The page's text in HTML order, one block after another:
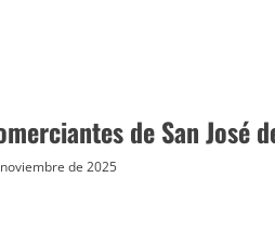
de San José
de 2025